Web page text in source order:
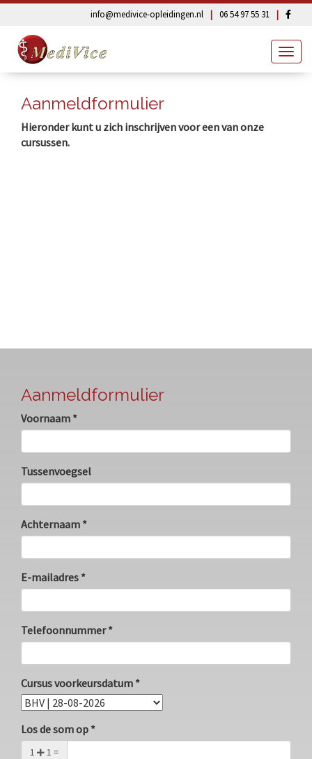
info@medivice-opleidingen.nl | 06 54 97 55 31 |
Aanmeldformulier
Hieronder kunt u zich inschrijven voor een van onze
cursussen.
Aanmeldformulier
Voornaam *
Tussenvoegsel
Achternaam *
E-mailadres *
Telefoonnummer *
Cursus voorkeursdatum *
Los de som op *
1 1 =